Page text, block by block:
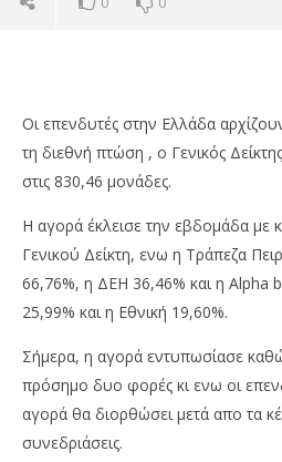
Θετικά έκλεισε και σήμερα
Αθηνών (+1,46%).
31/05/2019
pressroom
Οι επενδυτές στην Ελλάδα
τη διεθνή πτώση , ο Γενικός
στις 830,46 μονάδες.
Η αγορά έκλεισε την εβδομάδα με
Γενικού Δείκτη, ενω η Τράπεζα
66,76%, η ΔΕΗ 36,46% και η Alpha
25,99% και η Εθνική 19,60%.
Σήμερα, η αγορά εντυπωσίασε
πρόσημο δυο φορές κι ενω οι
αγορά θα διορθώσει μετά απο τα
συνεδριάσεις.